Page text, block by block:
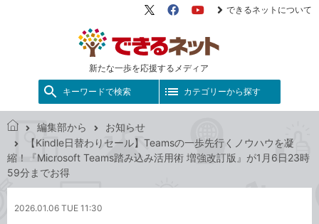
新たな一歩を応援するメディア
X（旧
FacebookYouTube
できるネットについて
キーワードで検索 カテゴリーから探す
き
る
ト
編集部から
お知らせ
【Kindle日替わりセール】Teamsの一歩先行くノウハウを凝
縮！『Microsoft Teams踏み込み活用術 増強改訂版』が1月6日23時
59分までお得
2026.01.06 TUE 11:30